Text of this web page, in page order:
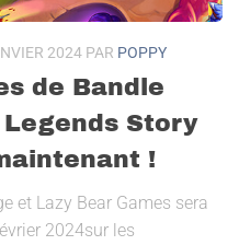
2024 PAR POPPY
de Bandle
Story
!
et Lazy Bear Games sera
2024sur les